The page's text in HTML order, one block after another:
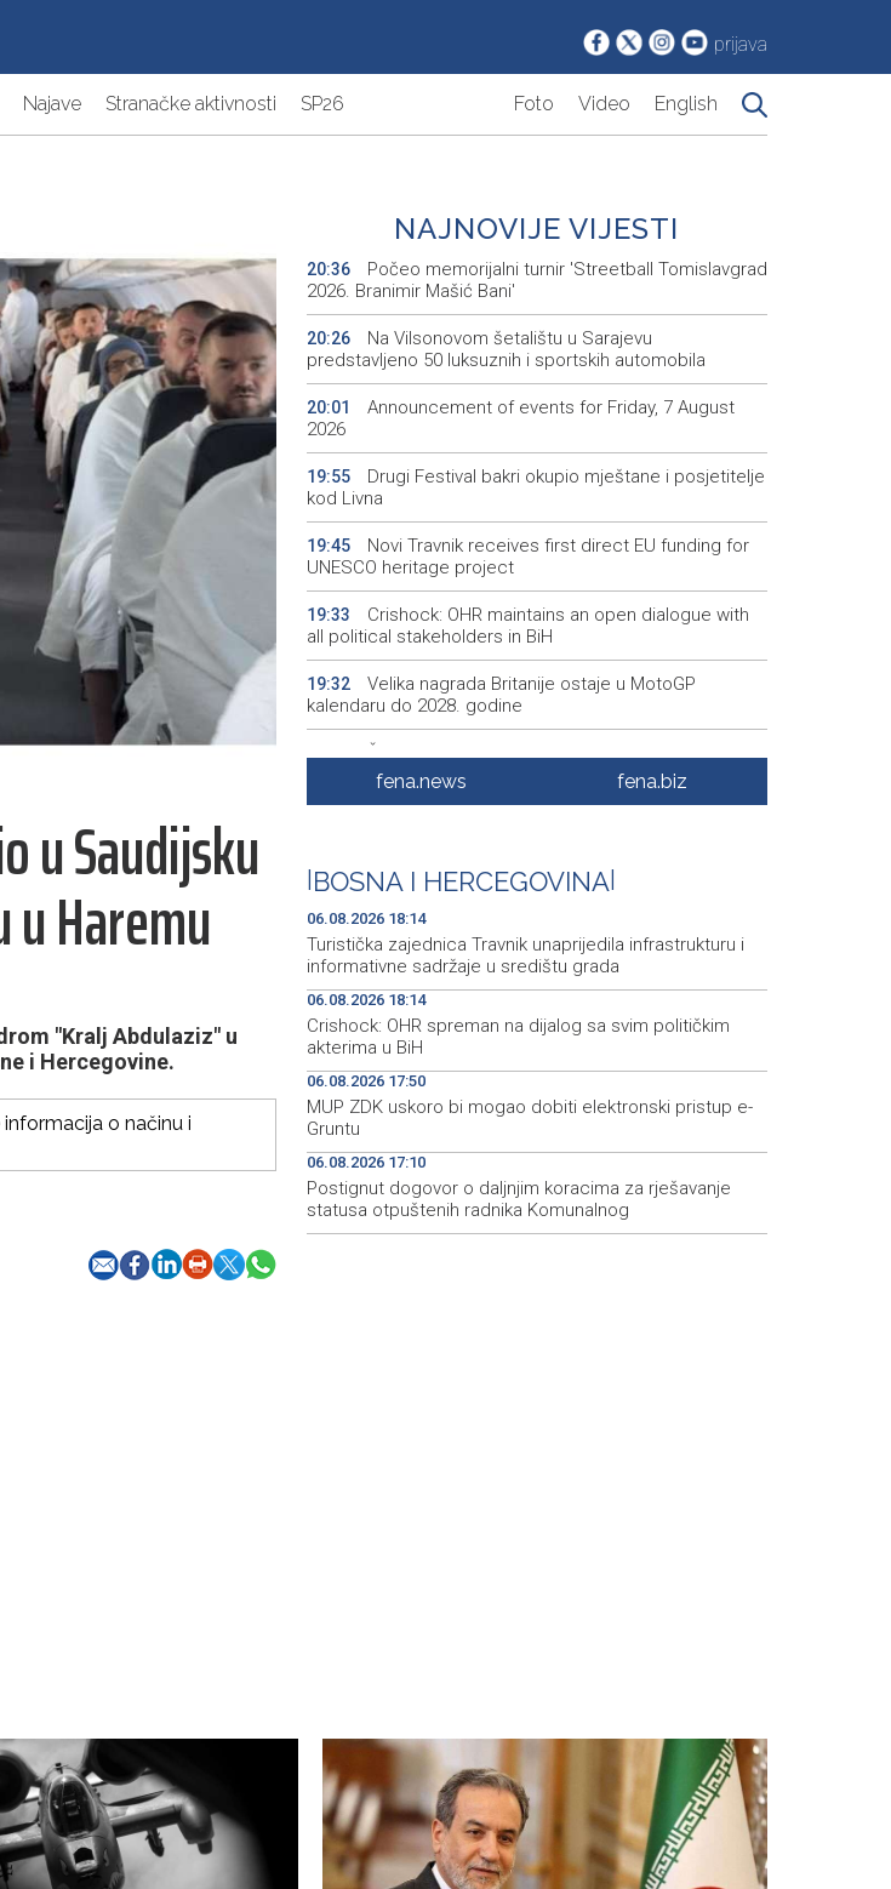
prijava
Najave Stranačke aktivnosti SP26 Foto Video English
u Saudijsku
Haremu
"Kralj Abdulaziz" u
i Hercegovine.
o načinu i
NAJNOVIJE VIJESTI
20:36
Počeo memorijalni turnir 'Streetball Tomislavgrad
2026. Branimir Mašić Bani'
20:26
Na Vilsonovom šetalištu u Sarajevu
predstavljeno 50 luksuznih i sportskih automobila
20:01
Announcement of events for Friday, 7 August
2026
19:55
Drugi Festival bakri okupio mještane i posjetitelje
kod Livna
19:45
Novi Travnik receives first direct EU funding for
UNESCO heritage project
19:33
Crishock: OHR maintains an open dialogue with
all political stakeholders in BiH
19:32
Velika nagrada Britanije ostaje u MotoGP
kalendaru do 2028. godine
Španska krajnja ljevica i desnica ujedinjene protiv
Maroka kao suorganizatora SP 2030.
19:16
Soreca says SEPA application marks important
milestone on BiH's EU path
fena.news fena.biz
BOSNA I HERCEGOVINA
06.08.2026 18:14
Turistička zajednica Travnik unaprijedila infrastrukturu i
informativne sadržaje u središtu grada
06.08.2026 18:14
Crishock: OHR spreman na dijalog sa svim političkim
akterima u BiH
06.08.2026 17:50
MUP ZDK uskoro bi mogao dobiti elektronski pristup e-
Gruntu
06.08.2026 17:10
Postignut dogovor o daljnjim koracima za rješavanje
statusa otpuštenih radnika Komunalnog